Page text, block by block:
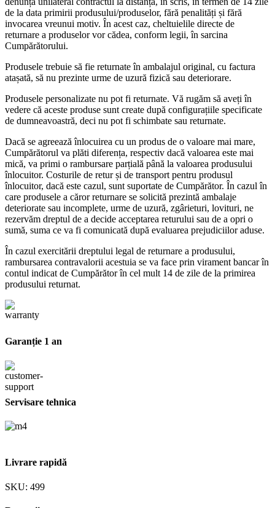
de la data primirii produsului/produselor, fără penalități și fără
invocarea vreunui motiv. În acest caz, cheltuielile directe de
returnare a produselor vor cădea, conform legii, în sarcina
Cumpărătorului.
Produsele trebuie să fie returnate în ambalajul original, cu factura
atașată, să nu prezinte urme de uzură fizică sau deteriorare.
Produsele personalizate nu pot fi returnate. Vă rugăm să aveți în
vedere că aceste produse sunt create după configurațiile specificate
de dumneavoastră, deci nu pot fi schimbate sau returnate.
Dacă se agreează înlocuirea cu un produs de o valoare mai mare,
Cumpărătorul va plăti diferența, respectiv dacă valoarea este mai
mică, va primi o rambursare parțială până la valoarea produsului
înlocuitor. Costurile de retur și de transport pentru produsul
înlocuitor, dacă este cazul, sunt suportate de Cumpărător. În cazul în
care produsele a căror returnare se solicită prezintă ambalaje
deteriorate sau incomplete, urme de uzură, zgârieturi, lovituri, ne
rezervăm dreptul de a decide acceptarea returului sau de a opri o
sumă, suma ce va fi comunicată după evaluarea prejudiciilor aduse.
În cazul exercitării dreptului legal de returnare a produsului,
rambursarea contravalorii acestuia se va face prin virament bancar în
contul indicat de Cumpărător în cel mult 14 de zile de la primirea
produsului returnat.
Garanție 1 an
Servisare tehnica
Livrare rapidă
SKU: 499